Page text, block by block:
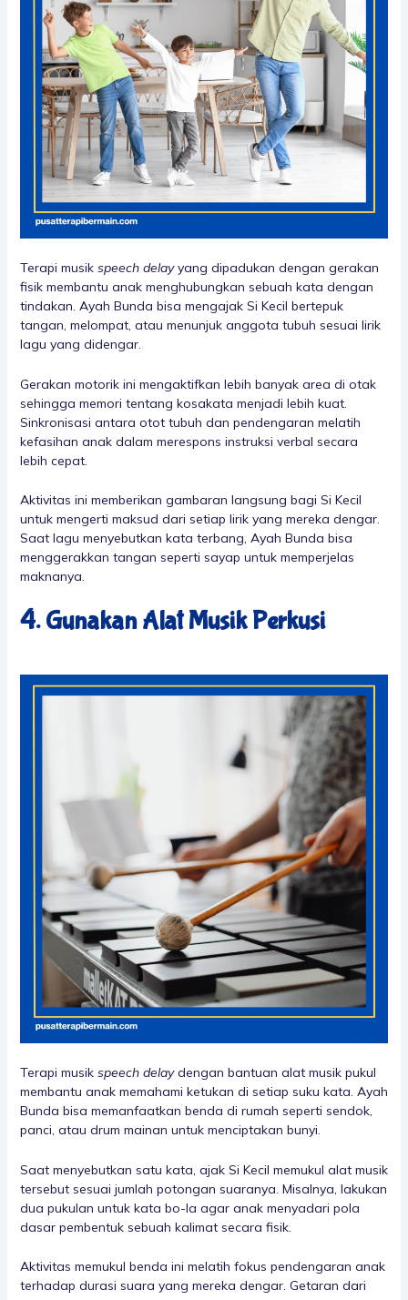
Terapi musikspeech delayyang dipadukan dengan gerakan
fisik membantu anak menghubungkan sebuah kata dengan
tindakan. Ayah Bunda bisa mengajak Si Kecil bertepuk
tangan, melompat, atau menunjuk anggota tubuh sesuai lirik
lagu yang didengar.
Gerakan motorik ini mengaktifkan lebih banyak area di otak
sehingga memori tentang kosakata menjadi lebih kuat.
Sinkronisasi antara otot tubuh dan pendengaran melatih
kefasihan anak dalam merespons instruksi verbal secara
lebih cepat.
Aktivitas ini memberikan gambaran langsung bagi Si Kecil
untuk mengerti maksud dari setiap lirik yang mereka dengar.
Saat lagu menyebutkan kata terbang, Ayah Bunda bisa
menggerakkan tangan seperti sayap untuk memperjelas
maknanya.
4. Gunakan Alat Musik Perkusi
Terapi musik speech delaydengan bantuan alat musik pukul
membantu anak memahami ketukan di setiap suku kata. Ayah
Bunda bisa memanfaatkan benda di rumah seperti sendok,
panci, atau drum mainan untuk menciptakan bunyi.
Saat menyebutkan satu kata, ajak Si Kecil memukul alat musik
tersebut sesuai jumlah potongan suaranya. Misalnya, lakukan
dua pukulan untuk kata bo-la agar anak menyadari pola
dasar pembentuk sebuah kalimat secara fisik.
Aktivitas memukul benda ini melatih fokus pendengaran anak
terhadap durasi suara yang mereka dengar. Getaran dari